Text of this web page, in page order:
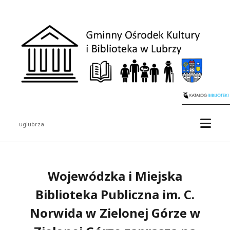
uglubrza
Wojewódzka i Miejska
Biblioteka Publiczna im. C.
Norwida w Zielonej Górze w